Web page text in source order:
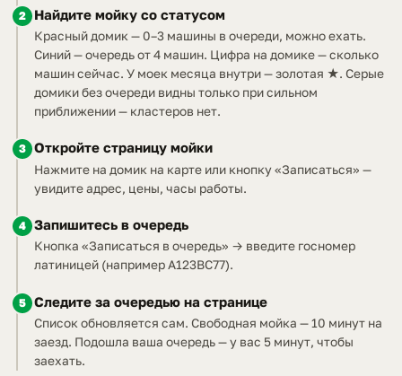
2 Найдите мойку со статусом
Красный домик — 0–3 машины в очереди, можно ехать.
Синий — очередь от 4 машин. Цифра на домике — сколько
машин сейчас. У моек месяца внутри — золотая ★. Серые
домики без очереди видны только при сильном
приближении — кластеров нет.
3 Откройте страницу мойки
Нажмите на домик на карте или кнопку «Записаться» —
увидите адрес, цены, часы работы.
4 Запишитесь в очередь
Кнопка «Записаться в очередь» → введите госномер
латиницей (например A123BC77).
5 Следите за очередью на странице
Список обновляется сам. Свободная мойка — 10 минут на
заезд. Подошла ваша очередь — у вас 5 минут, чтобы
заехать.